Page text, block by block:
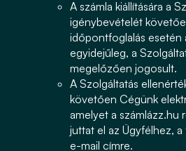
A számla kiállítására a
igénybevételét
időpontfoglalás esetén
egyidejűleg, a
megelőzően jogosult.
A Szolgáltatás
követően Cégünk
amelyet a számlázz.hu
juttat el az Ügyfélhez,
e-mail címre.